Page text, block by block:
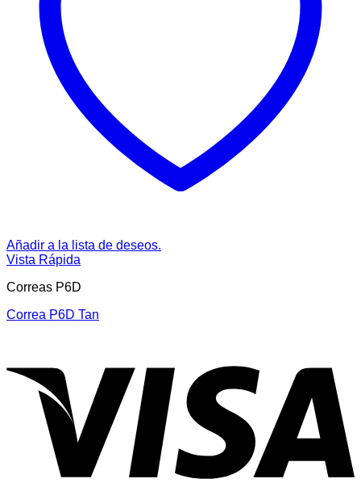
Añadir a la lista de deseos.
Vista Rápida
Correas P6D
Correa P6D Tan